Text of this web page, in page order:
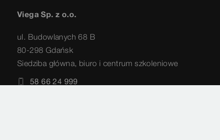
Viega Sp. z o.o.
ul. Budowlanych 68 B
80-298 Gdańsk
Siedziba główna, biuro i centrum szkoleniowe
58 66 24 999